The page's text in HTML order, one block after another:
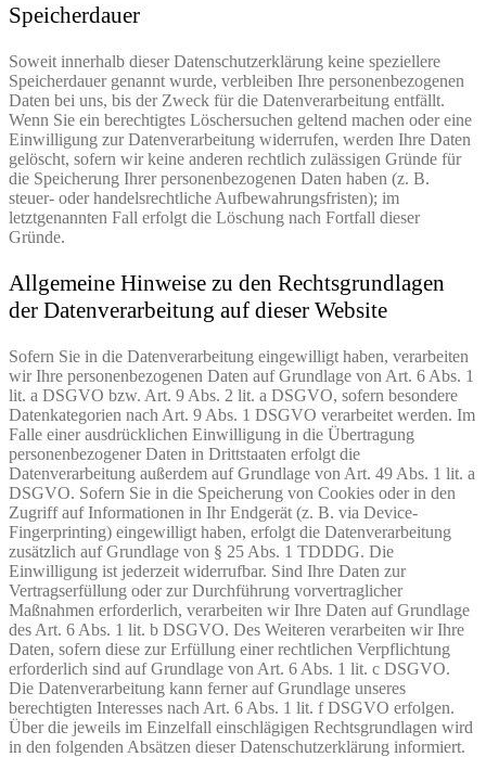
Speicherdauer
Soweit innerhalb dieser Datenschutzerklärung keine speziellere
Speicherdauer genannt wurde, verbleiben Ihre personenbezogenen
Daten bei uns, bis der Zweck für die Datenverarbeitung entfällt.
Wenn Sie ein berechtigtes Löschersuchen geltend machen oder eine
Einwilligung zur Datenverarbeitung widerrufen, werden Ihre Daten
gelöscht, sofern wir keine anderen rechtlich zulässigen Gründe für
die Speicherung Ihrer personenbezogenen Daten haben (z. B.
steuer- oder handelsrechtliche Aufbewahrungsfristen); im
letztgenannten Fall erfolgt die Löschung nach Fortfall dieser
Gründe.
Allgemeine Hinweise zu den Rechtsgrundlagen
der Datenverarbeitung auf dieser Website
Sofern Sie in die Datenverarbeitung eingewilligt haben, verarbeiten
wir Ihre personenbezogenen Daten auf Grundlage von Art. 6 Abs. 1
lit. a DSGVO bzw. Art. 9 Abs. 2 lit. a DSGVO, sofern besondere
Datenkategorien nach Art. 9 Abs. 1 DSGVO verarbeitet werden. Im
Falle einer ausdrücklichen Einwilligung in die Übertragung
personenbezogener Daten in Drittstaaten erfolgt die
Datenverarbeitung außerdem auf Grundlage von Art. 49 Abs. 1 lit. a
DSGVO. Sofern Sie in die Speicherung von Cookies oder in den
Zugriff auf Informationen in Ihr Endgerät (z. B. via Device-
Fingerprinting) eingewilligt haben, erfolgt die Datenverarbeitung
zusätzlich auf Grundlage von § 25 Abs. 1 TDDDG. Die
Einwilligung ist jederzeit widerrufbar. Sind Ihre Daten zur
Vertragserfüllung oder zur Durchführung vorvertraglicher
Maßnahmen erforderlich, verarbeiten wir Ihre Daten auf Grundlage
des Art. 6 Abs. 1 lit. b DSGVO. Des Weiteren verarbeiten wir Ihre
Daten, sofern diese zur Erfüllung einer rechtlichen Verpflichtung
erforderlich sind auf Grundlage von Art. 6 Abs. 1 lit. c DSGVO.
Die Datenverarbeitung kann ferner auf Grundlage unseres
berechtigten Interesses nach Art. 6 Abs. 1 lit. f DSGVO erfolgen.
Über die jeweils im Einzelfall einschlägigen Rechtsgrundlagen wird
in den folgenden Absätzen dieser Datenschutzerklärung informiert.